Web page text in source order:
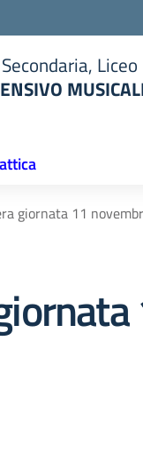
giornata 11